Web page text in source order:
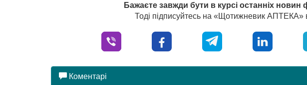
Бажаєте завжди бути в курсі останніх новин
Тоді підписуйтесь на «Щотижневик АПТЕКА»
Коментарі